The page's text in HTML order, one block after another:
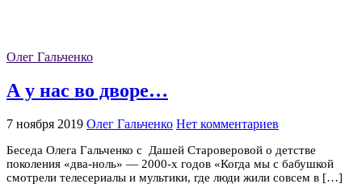
Олег Гальченко
А у нас во дворе…
7 ноября 2019 Олег Гальченко Нет комментариев
Беседа Олега Гальченко с Дашей Староверовой о детстве
поколения «два-ноль» — 2000-х годов «Когда мы с бабушкой
смотрели телесериалы и мультики, где люди жили совсем в […]